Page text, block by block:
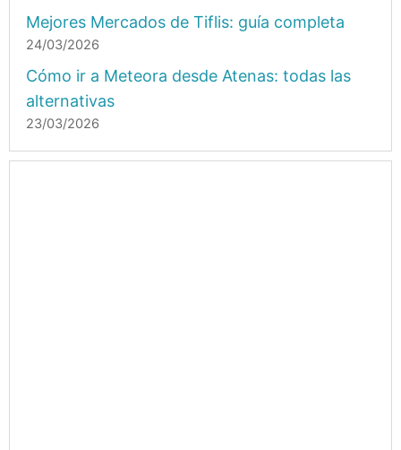
Mejores Mercados de Tiflis: guía completa
24/03/2026
Cómo ir a Meteora desde Atenas: todas las
alternativas
23/03/2026